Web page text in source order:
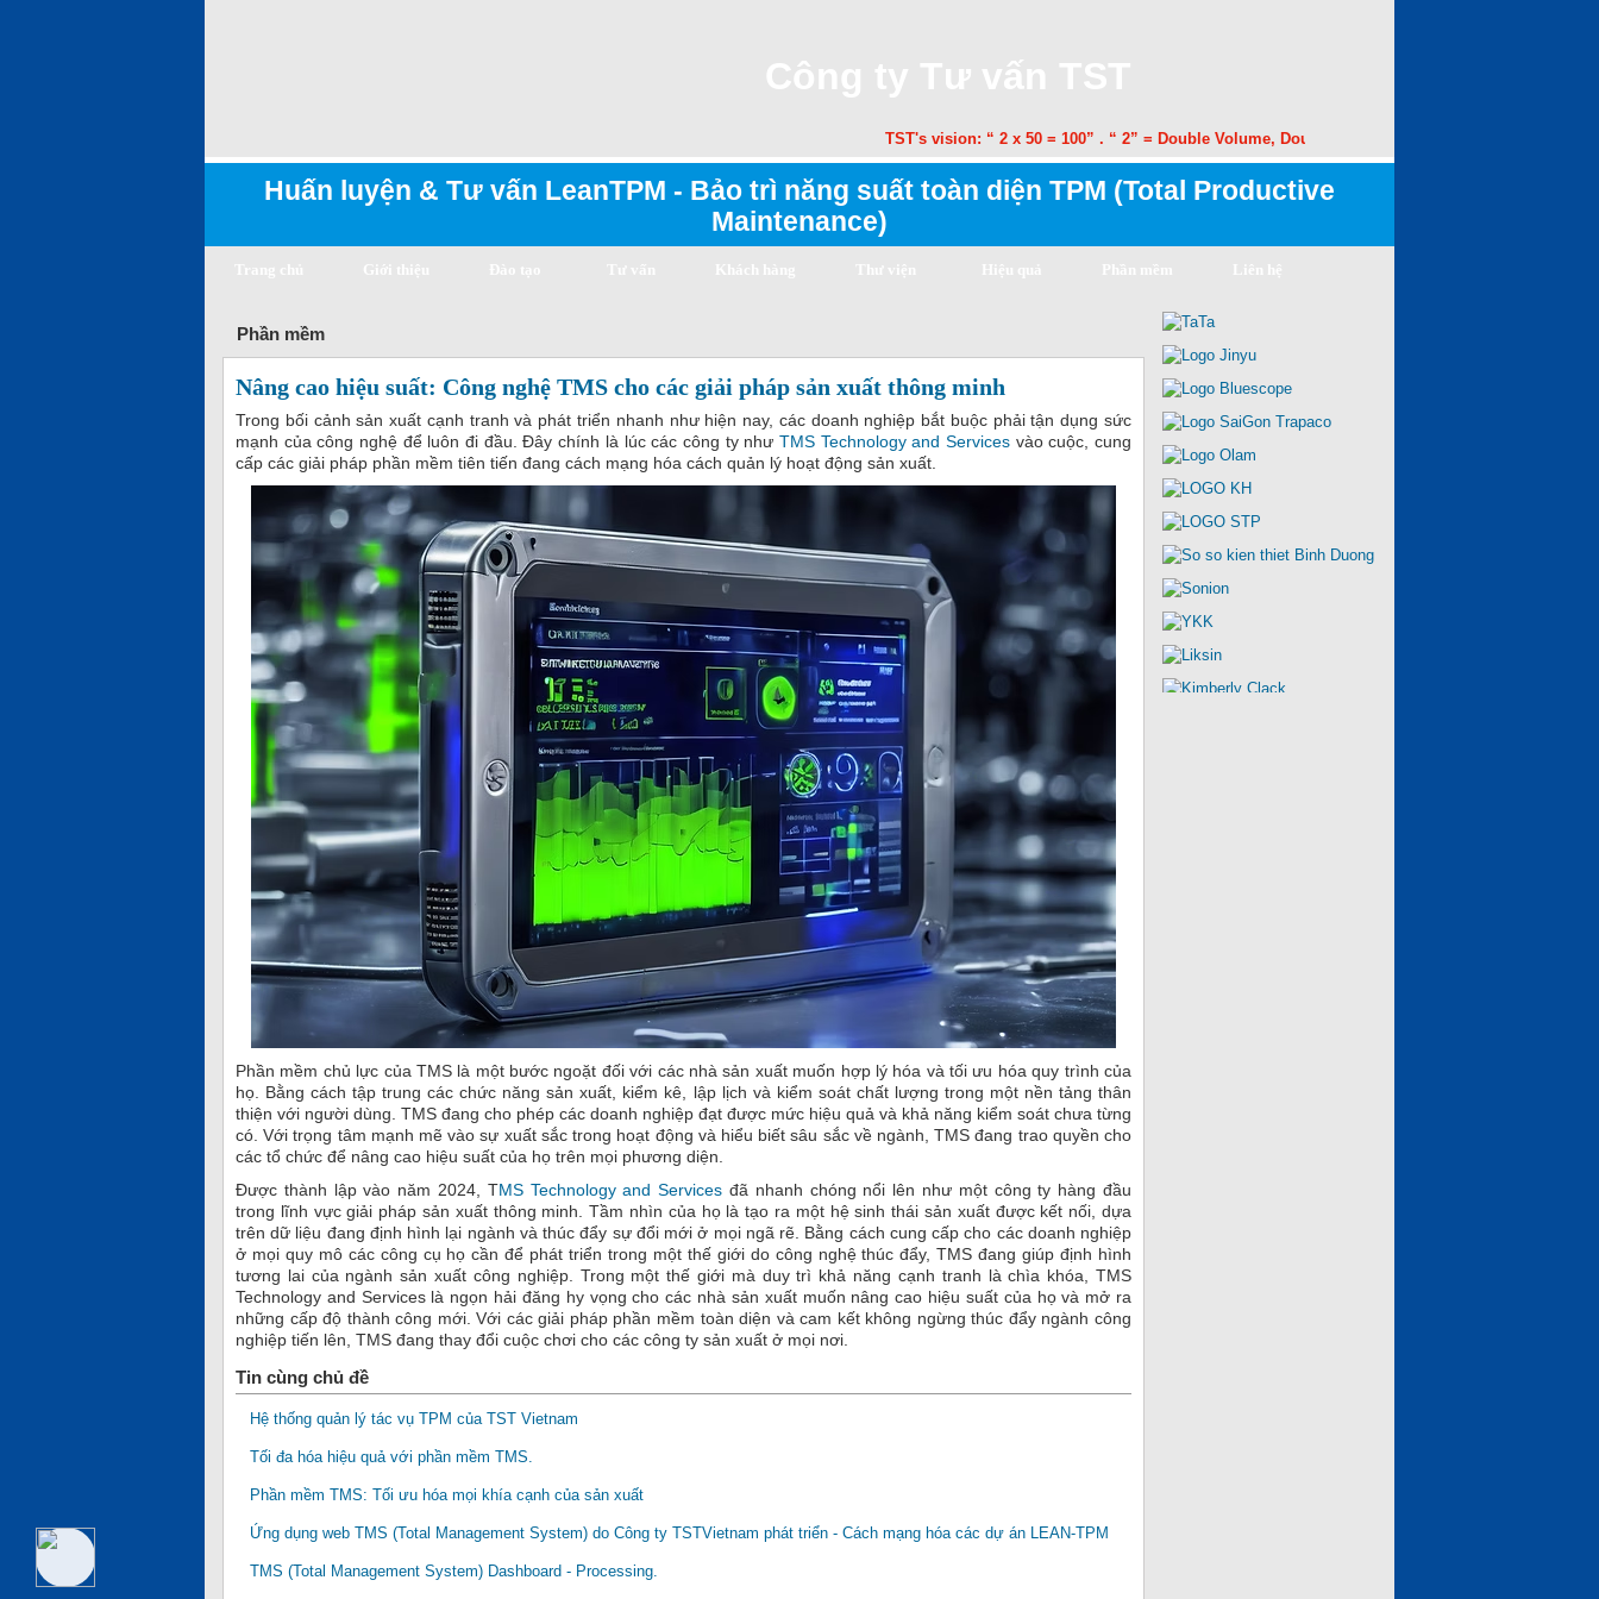
TST's vision: “ 2 x 50 = 100” . “ 2” = Double Volume, Double Speed. “50” = 50% Margin
Huấn luyện & Tư vấn LeanTPM - Bảo trì năng suất toàn diện TPM (Total Productive
Maintenance)
Phần mềm
Nâng cao hiệu suất: Công nghệ TMS cho các giải pháp sản xuất thông minh
Trong bối cảnh sản xuất cạnh tranh và phát triển nhanh như hiện nay, các doanh nghiệp bắt buộc phải tận dụng sức
mạnh của công nghệ để luôn đi đầu. Đây chính là lúc các công ty như TMS Technology and Servicesvào cuộc, cung
cấp các giải pháp phần mềm tiên tiến đang cách mạng hóa cách quản lý hoạt động sản xuất.
Phần mềm chủ lực của TMS là một bước ngoặt đối với các nhà sản xuất muốn hợp lý hóa và tối ưu hóa quy trình của
họ. Bằng cách tập trung các chức năng sản xuất, kiểm kê, lập lịch và kiểm soát chất lượng trong một nền tảng thân
thiện với người dùng. TMS đang cho phép các doanh nghiệp đạt được mức hiệu quả và khả năng kiểm soát chưa từng
có. Với trọng tâm mạnh mẽ vào sự xuất sắc trong hoạt động và hiểu biết sâu sắc về ngành, TMS đang trao quyền cho
các tổ chức để nâng cao hiệu suất của họ trên mọi phương diện.
Được thành lập vào năm 2024, TMS Technology and Services đã nhanh chóng nổi lên như một công ty hàng đầu
trong lĩnh vực giải pháp sản xuất thông minh. Tầm nhìn của họ là tạo ra một hệ sinh thái sản xuất được kết nối, dựa
trên dữ liệu đang định hình lại ngành và thúc đẩy sự đổi mới ở mọi ngã rẽ. Bằng cách cung cấp cho các doanh nghiệp
ở mọi quy mô các công cụ họ cần để phát triển trong một thế giới do công nghệ thúc đẩy, TMS đang giúp định hình
tương lai của ngành sản xuất công nghiệp. Trong một thế giới mà duy trì khả năng cạnh tranh là chìa khóa, TMS
Technology and Services là ngọn hải đăng hy vọng cho các nhà sản xuất muốn nâng cao hiệu suất của họ và mở ra
những cấp độ thành công mới. Với các giải pháp phần mềm toàn diện và cam kết không ngừng thúc đẩy ngành công
nghiệp tiến lên, TMS đang thay đổi cuộc chơi cho các công ty sản xuất ở mọi nơi.
Tin cùng chủ đề
Hệ thống quản lý tác vụ TPM của TST Vietnam
Tối đa hóa hiệu quả với phần mềm TMS.
Phần mềm TMS: Tối ưu hóa mọi khía cạnh của sản xuất
Ứng dụng web TMS (Total Management System) do Công ty TSTVietnam phát triển - Cách mạng hóa các dự án LEAN-TPM
TMS (Total Management System) Dashboard - Processing.